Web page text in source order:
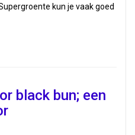
kun je vaak goed
black bun; een